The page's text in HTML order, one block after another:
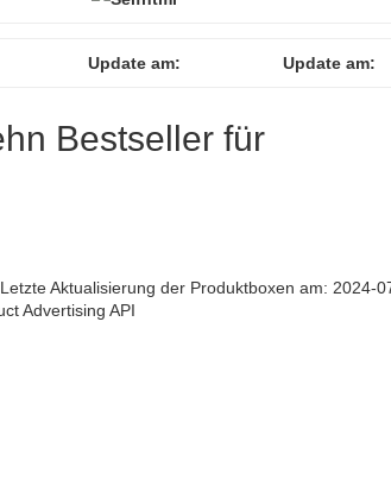
Update am: Update am:
Bestseller für
Aktualisierung der Produktboxen am: 2024-
Advertising API